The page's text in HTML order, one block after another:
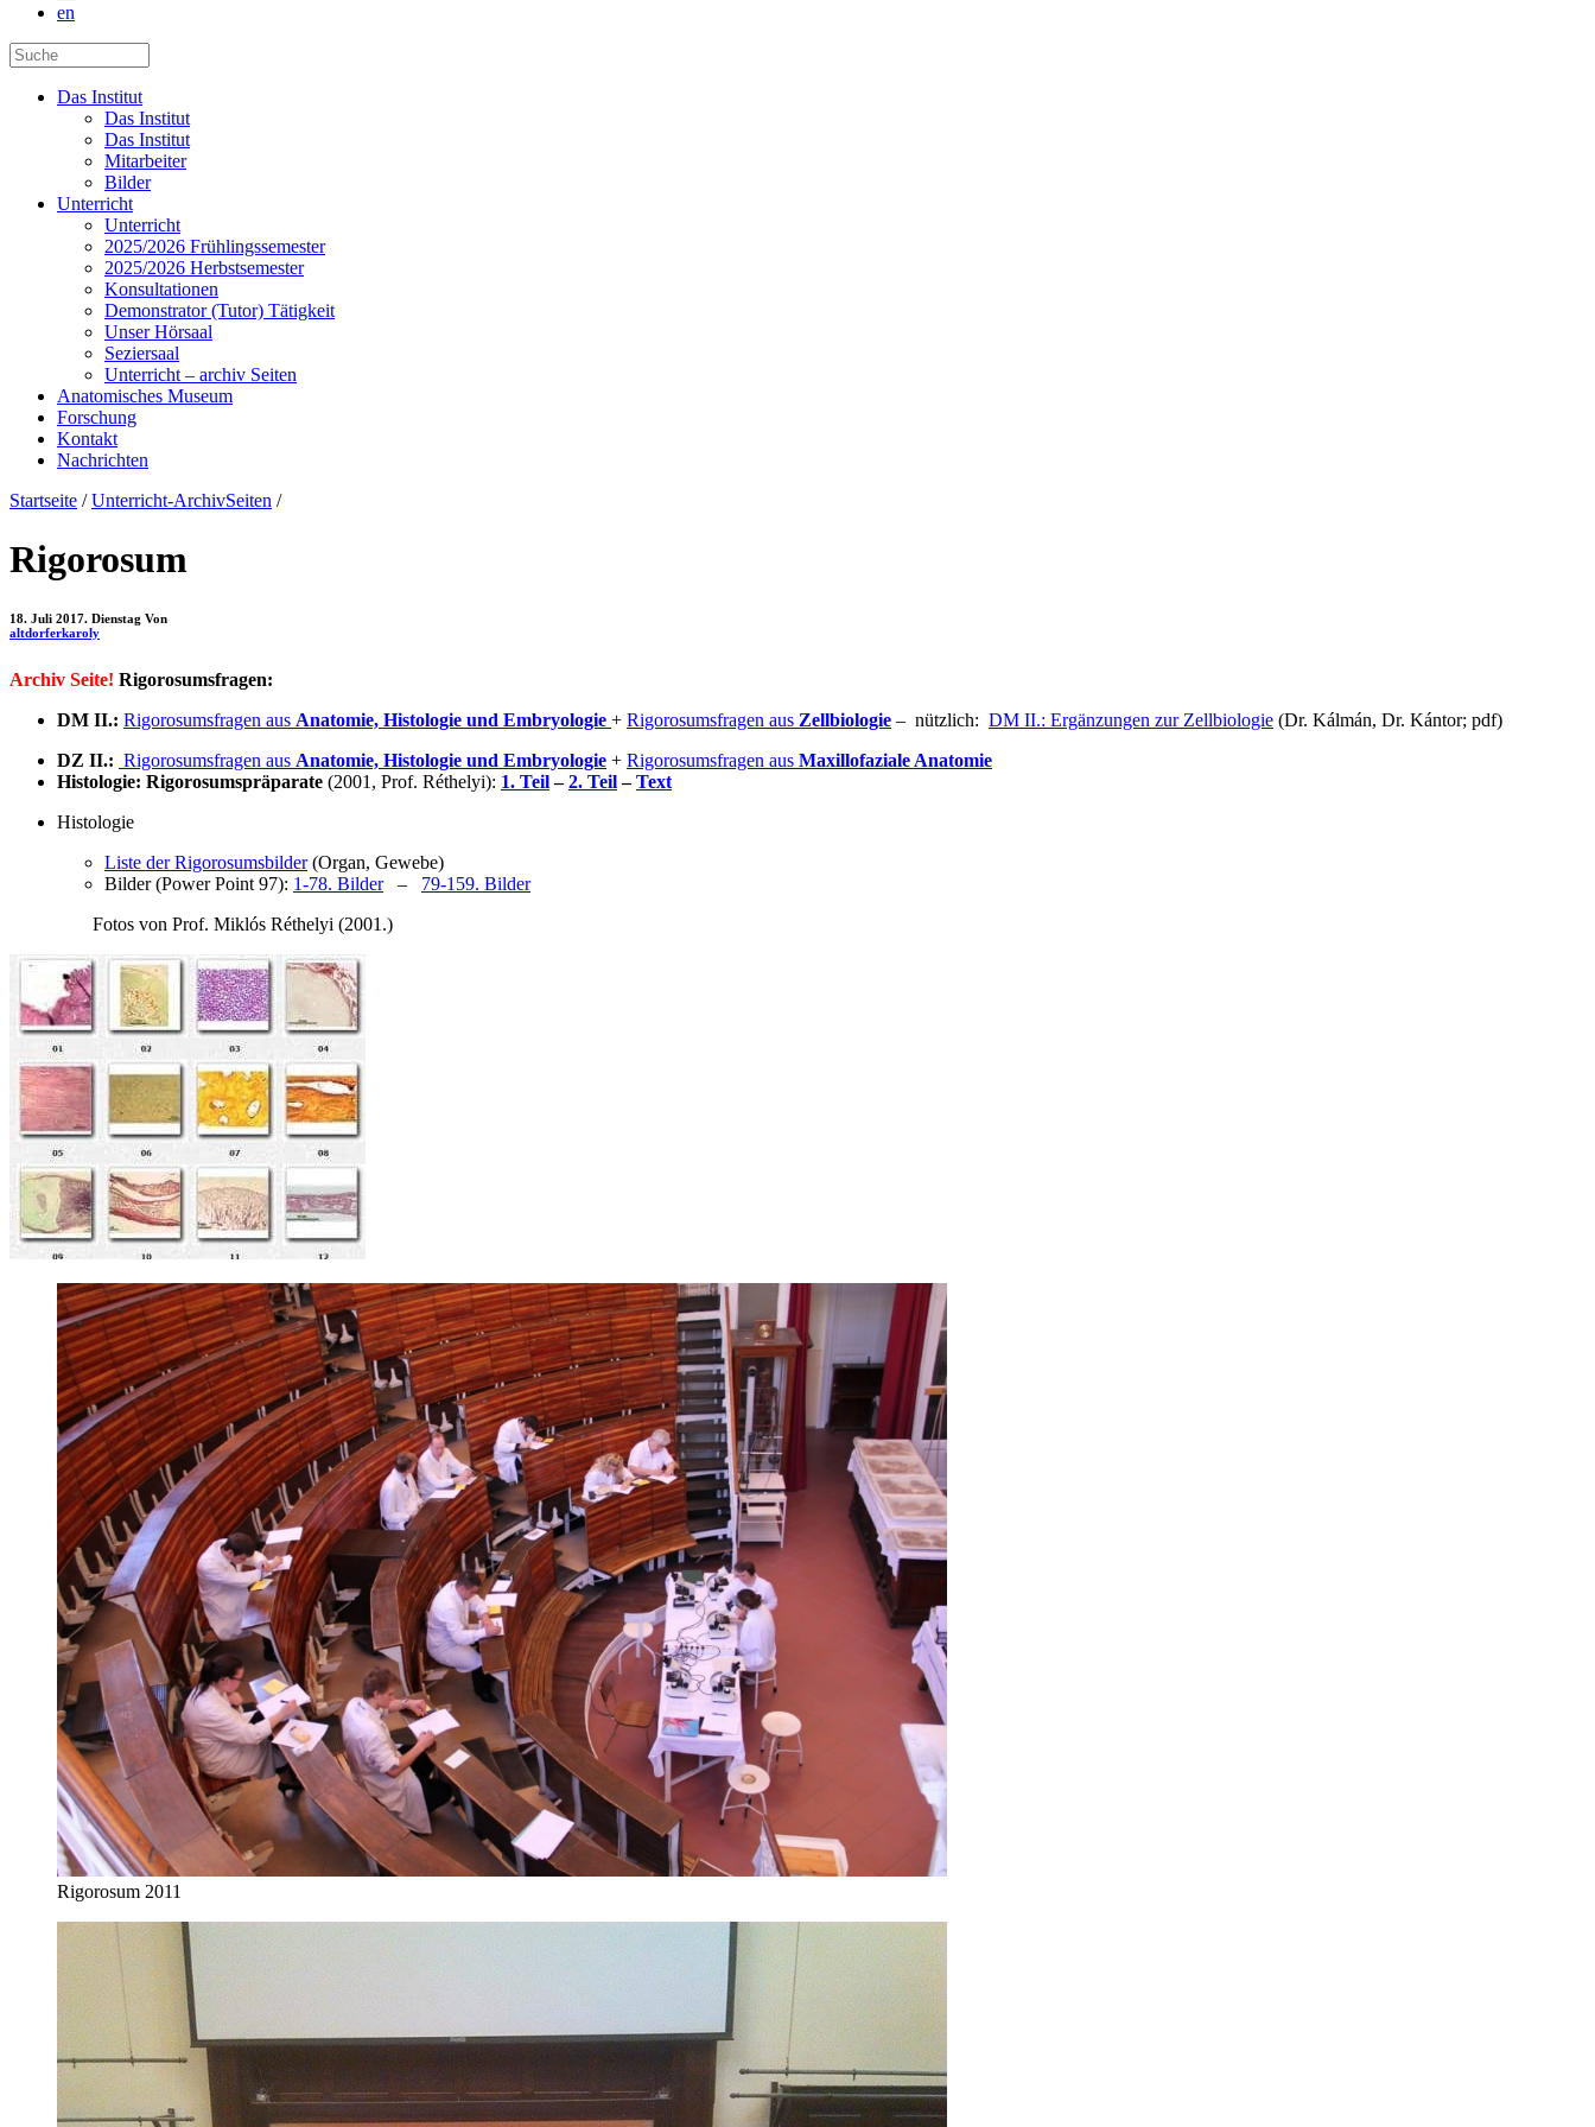
en
Das Institut
Das Institut
Das Institut
Mitarbeiter
Bilder
Unterricht
Unterricht
2025/2026 Frühlingssemester
2025/2026 Herbstsemester
Konsultationen
Demonstrator (Tutor) Tätigkeit
Unser Hörsaal
Seziersaal
Unterricht – archiv Seiten
Anatomisches Museum
Forschung
Kontakt
Nachrichten
Startseite / Unterricht-ArchivSeiten /
Rigorosum
18. Juli 2017. Dienstag Von
altdorferkaroly
Archiv Seite! Rigorosumsfragen:
DM II.: Rigorosumsfragen aus Anatomie, Histologie und Embryologie + Rigorosumsfragen aus Zellbiologie – nützlich: DM II.: Ergänzungen zur Zellbiologie (Dr. Kálmán, Dr. Kántor; pdf)
DZ II.: Rigorosumsfragen aus Anatomie, Histologie und Embryologie + Rigorosumsfragen aus Maxillofaziale Anatomie
Histologie: Rigorosumspräparate (2001, Prof. Réthelyi): 1. Teil–2. Teil–Text
Histologie
Liste der Rigorosumsbilder(Organ, Gewebe)
Bilder (Power Point 97): 1-78. Bilder– 79-159. Bilder
Fotos von Prof. Miklós Réthelyi (2001.)
Rigorosum 2011